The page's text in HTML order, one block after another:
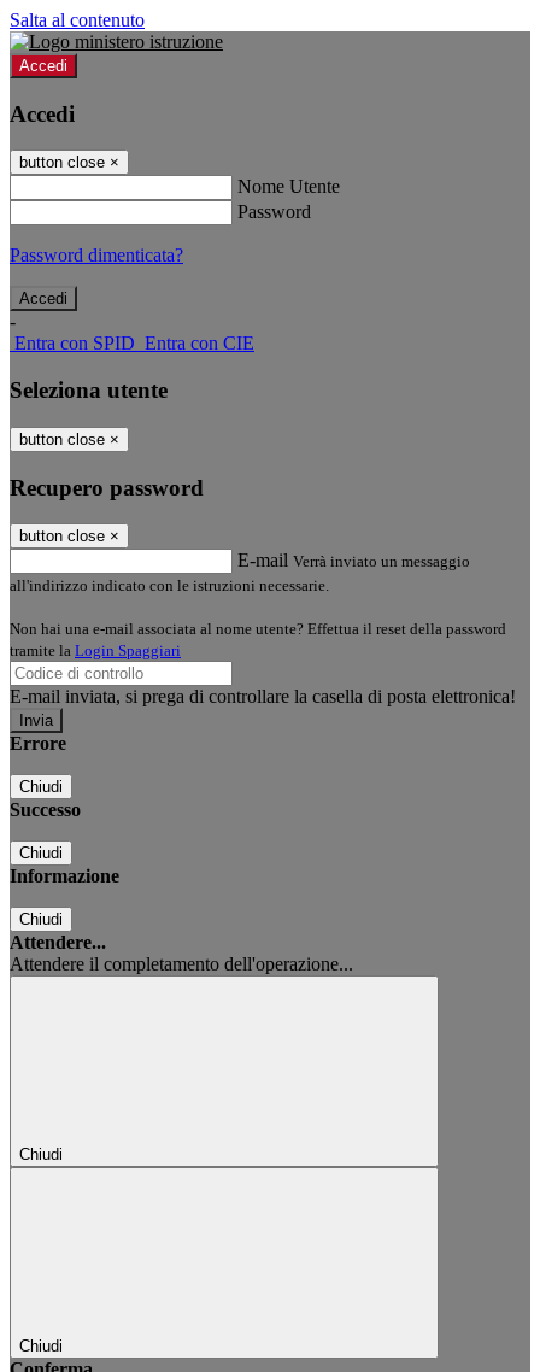
Salta al contenuto
Accedi
Accedi
button close ×
Nome Utente
Password
Password dimenticata?
-
Entra con SPID Entra con CIE
Seleziona utente
button close ×
Recupero password
button close ×
E-mail Verrà inviato un messaggio
all'indirizzo indicato con le istruzioni necessarie.
Non hai una e-mail associata al nome utente? Effettua il reset della password
tramite la Login Spaggiari
E-mail inviata, si prega di controllare la casella di posta elettronica!
Errore
Chiudi
Successo
Chiudi
Informazione
Chiudi
Attendere...
Attendere il completamento dell'operazione...
Chiudi
Chiudi